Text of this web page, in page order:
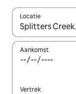
Locatie
Wanneer er
Aankomst
Vertrek